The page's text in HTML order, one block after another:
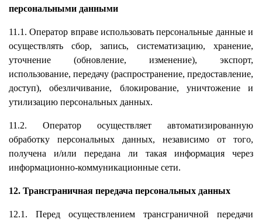
персональными данными
11.1. Оператор вправе использовать персональные данные и
осуществлять сбор, запись, систематизацию, хранение,
уточнение (обновление, изменение), экспорт,
использование, передачу (распространение, предоставление,
доступ), обезличивание, блокирование, уничтожение и
утилизацию персональных данных.
11.2. Оператор осуществляет автоматизированную
обработку персональных данных, независимо от того,
получена и/или передана ли такая информация через
информационно-коммуникационные сети.
12. Трансграничная передача персональных данных
12.1. Перед осуществлением трансграничной передачи